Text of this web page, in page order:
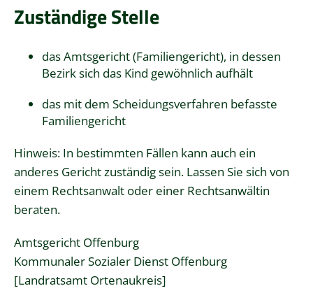
Zuständige Stelle
das Amtsgericht (Familiengericht), in dessen
Bezirk sich das Kind gewöhnlich aufhält
das mit dem Scheidungsverfahren befasste
Familiengericht
Hinweis: In bestimmten Fällen kann auch ein
anderes Gericht zuständig sein. Lassen Sie sich von
einem Rechtsanwalt oder einer Rechtsanwältin
beraten.
Amtsgericht Offenburg
Kommunaler Sozialer Dienst Offenburg
[Landratsamt Ortenaukreis]